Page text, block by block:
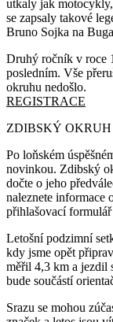
utkaly jak
se zapsaly takové
Bruno Sojka na
Druhý ročník v roce
posledním. Vše
okruhu nedošlo.
REGISTRACE
ZDIBSKÝ OKRUH
Po loňském
novinkou. Zdibský
dočte o jeho
naleznete informace
přihlašovací
Letošní podzimní
kdy jsme opět
měřil 4,3 km a jezdil
bude součástí
Srazu se mohou